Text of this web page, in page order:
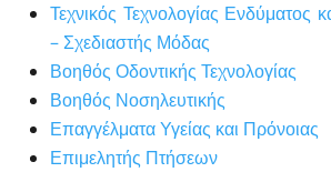
Τεχνικός Τεχνολογίας Ενδύματος
– Σχεδιαστής Μόδας
Βοηθός Οδοντικής Τεχνολογίας
Βοηθός Νοσηλευτικής
Επαγγέλματα Υγείας και Πρόνοιας
Επιμελητής Πτήσεων